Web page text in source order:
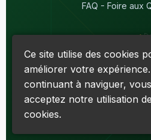
FAQ - Foire aux
© 2026Maddison Électronique
Politique de confidentialité & Cookies|
Numéro d'entreprise du Québec
R138919030RT0001 • TVQ :
Ce site utilise des cookies
améliorer votre
continuant à naviguer, vous
acceptez notre utilisation
cookies.